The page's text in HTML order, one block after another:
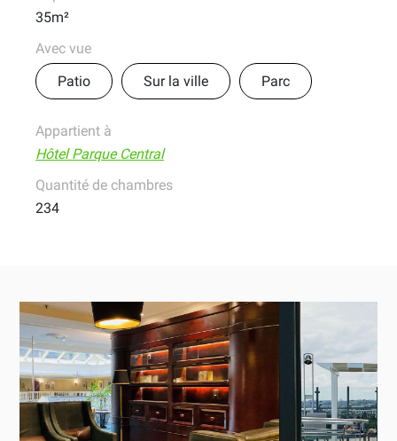
Avec vue
Patio
Sur la ville Parc
Appartient à
Hôtel Parque Central
Quantité de chambres
234
35m²